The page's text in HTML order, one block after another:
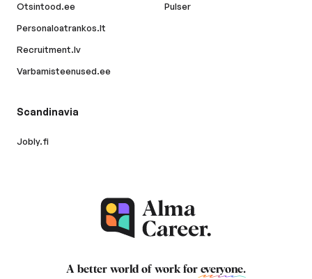
Otsintood.ee
Personaloatrankos.lt
Recruitment.lv
Varbamisteenused.ee
Pulser
Scandinavia
Jobly.fi
A better world of work for everyone.